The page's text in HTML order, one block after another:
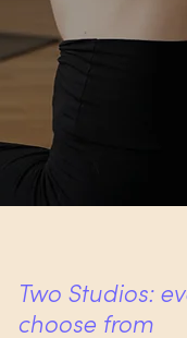
Two Studios:
choose from